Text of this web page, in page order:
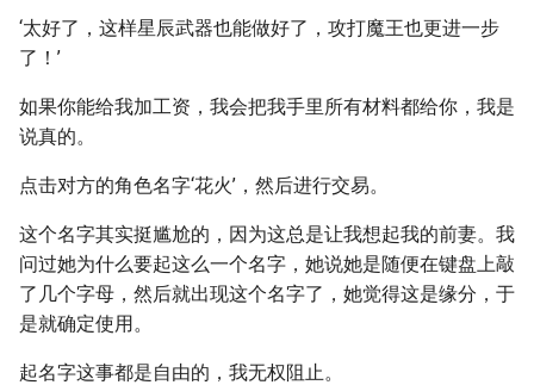
‘太好了，这样星辰武器也能做好了，攻打魔王也更进一步
了！’
如果你能给我加工资，我会把我手里所有材料都给你，我是
说真的。
点击对方的角色名字‘花火’，然后进行交易。
这个名字其实挺尴尬的，因为这总是让我想起我的前妻。我
问过她为什么要起这么一个名字，她说她是随便在键盘上敲
了几个字母，然后就出现这个名字了，她觉得这是缘分，于
是就确定使用。
起名字这事都是自由的，我无权阻止。